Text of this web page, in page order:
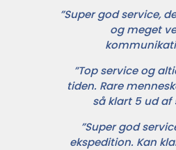
”Super god service,
og meget
”Top service og
tiden. Rare
så klart 5 ud af
”Super god
ekspedition. Kan